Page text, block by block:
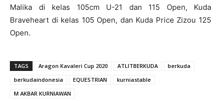
Malika di kelas 105cm U-21 dan 115 Open, Kuda
Braveheart di kelas 105 Open, dan Kuda Price Zizou 125
Open.
TAGS Aragon Kavaleri Cup 2020 ATLITBERKUDA
berkuda
berkudaindonesia
EQUESTRIAN
kurniastable
M AKBAR KURNIAWAN